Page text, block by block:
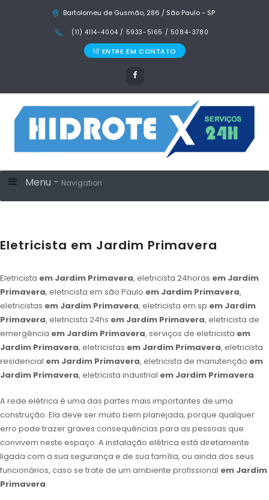
Bartolomeu de Gusmão, 286 / São Paulo - SP
(11) 4114-4004 / 5933-5165 / 5084-3780
ENTRE EM CONTATO
Menu - Navigation
Eletricista em Jardim Primavera
Eletricista em Jardim Primavera, eletricista 24horas em Jardim
Primavera, eletricista em são Paulo em Jardim Primavera,
eletricistas em Jardim Primavera, eletricista em sp em Jardim
Primavera, eletricista 24hs em Jardim Primavera, eletricista de
emergência em Jardim Primavera, serviços de eletricista em
Jardim Primavera, eletricistas em Jardim Primavera, eletricista
residencial em Jardim Primavera, eletricista de manutenção em
Jardim Primavera, eletricista industrial em Jardim Primavera.
A rede elétrica é uma das partes mais importantes de uma
construção. Ela deve ser muito bem planejada, porque qualquer
erro pode trazer graves consequências para as pessoas que
convivem neste espaço. A instalação elétrica está diretamente
ligada com a sua segurança e de sua família, ou ainda dos seus
funcionários, caso se trate de um ambiente profissional em Jardim
Primavera.